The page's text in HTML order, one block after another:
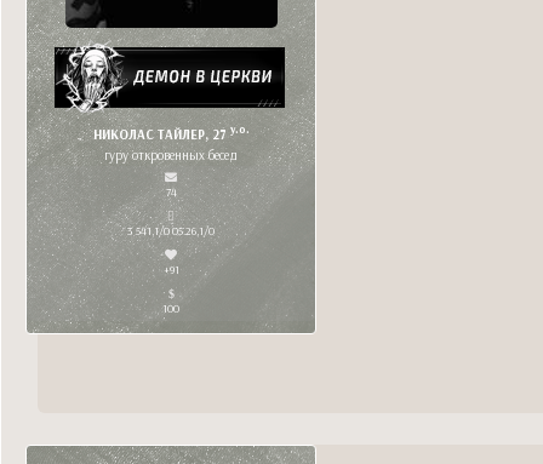
НИКОЛАС ТАЙЛЕР, 27 y.o.
гуру откровенных бесед
74
3 541,1/0 05.26,1/0
+91
100